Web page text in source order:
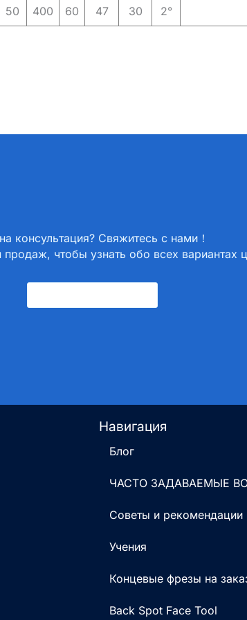
50 400 60 47 30 2°
консультация? Свяжитесь с нами！
чтобы узнать обо всех вариантах
Навигация
Блог
ЧАСТО ЗАДАВАЕМЫЕ
Советы и рекомендации
Учения
Концевые фрезы на
Back Spot Face Tool